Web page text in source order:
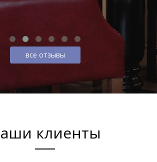
все отзывы
клиенты